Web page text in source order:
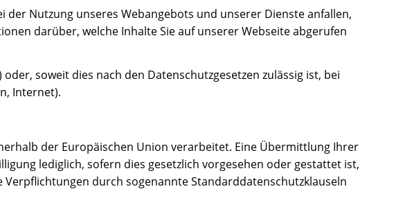
Nutzung unseres Webangebots und unserer Dienste anfallen,
darüber, welche Inhalte Sie auf unserer Webseite abgerufen
soweit dies nach den Datenschutzgesetzen zulässig ist, bei
Internet).
der Europäischen Union verarbeitet. Eine Übermittlung Ihrer
lediglich, sofern dies gesetzlich vorgesehen oder gestattet ist,
durch sogenannte Standarddatenschutzklauseln